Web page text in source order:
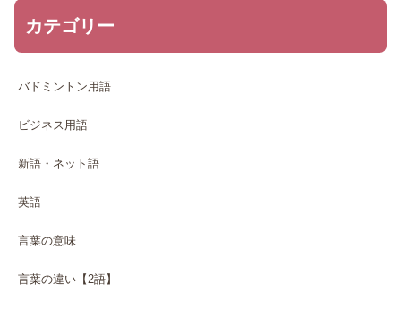
カテゴリー
バドミントン用語
ビジネス用語
新語・ネット語
英語
言葉の意味
言葉の違い【2語】